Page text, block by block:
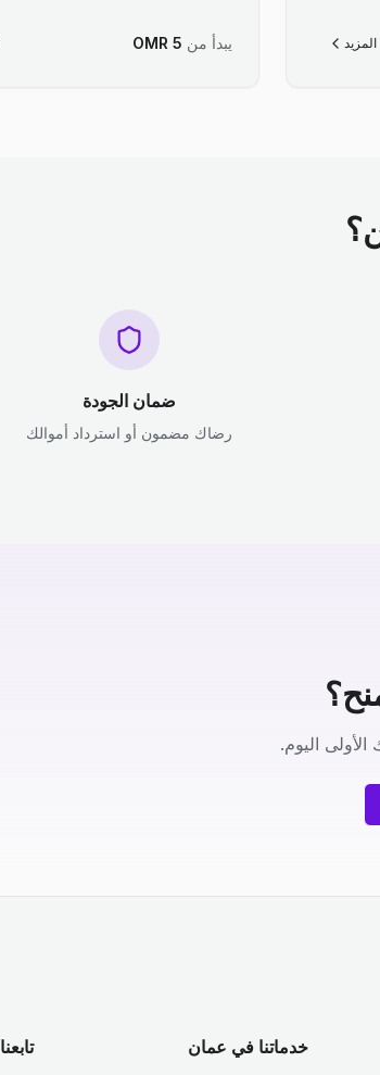
المزيد يبدأ من OMR 5
ضمان الجودة
رضاك مضمون أو استرداد أموالك
اليوم.
خدماتنا في عمان تابعنا